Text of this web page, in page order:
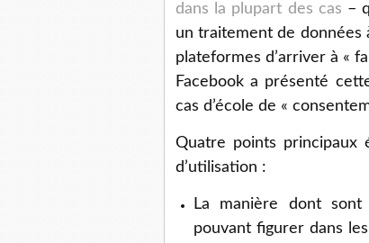
dans la plupart des cas –
un traitement de données
plateformes d’arriver à «
Facebook a présenté
cas d’école de «
Quatre points principaux
d’utilisation :
La manière dont sont
pouvant figurer dans